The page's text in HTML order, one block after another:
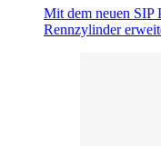
Mit dem neuen
Rennzylinder